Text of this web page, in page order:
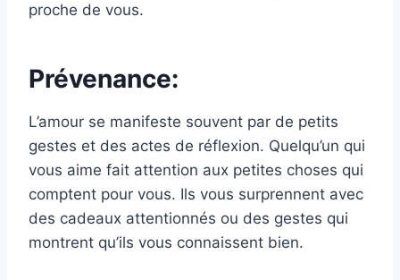
proche de vous.
Prévenance:
L’amour se manifeste souvent par de petits
gestes et des actes de réflexion. Quelqu’un qui
vous aime fait attention aux petites choses qui
comptent pour vous. Ils vous surprennent avec
des cadeaux attentionnés ou des gestes qui
montrent qu’ils vous connaissent bien.